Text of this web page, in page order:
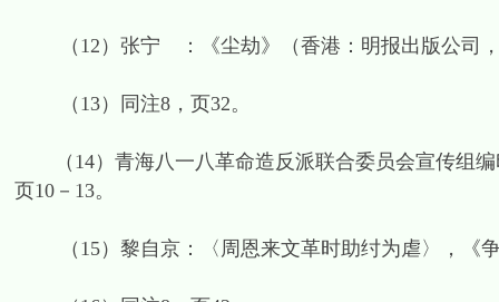
（12）张宁 ：《尘劫》（香港：明报出版公司，
（13）同注8，页32。
（14）青海八一八革命造反派联合委员会宣传组编
页10－13。
（15）黎自京：〈周恩来文革时助纣为虐〉，《争